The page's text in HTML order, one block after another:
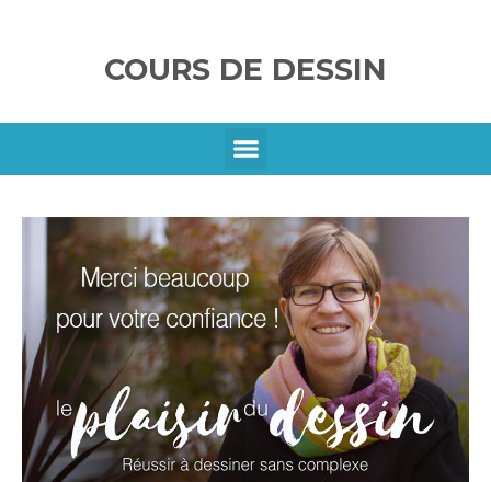
COURS DE DESSIN